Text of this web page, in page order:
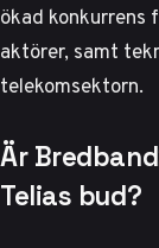
ökad konkurrens
aktörer, samt
telekomsektorn.
Är
Telias bud?